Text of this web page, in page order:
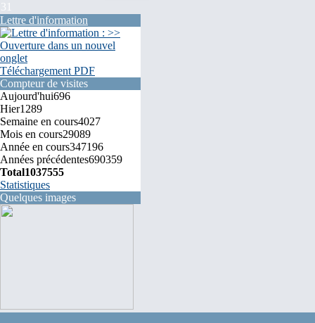
31
Lettre d'information
Téléchargement PDF
Compteur de visites
Aujourd'hui696
Hier1289
Semaine en cours4027
Mois en cours29089
Année en cours347196
Années précédentes690359
Total1037555
Statistiques
Quelques images